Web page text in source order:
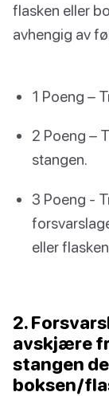
flasken eller
avhengig av
1 Poeng –
2 Poeng –
stangen.
3 Poeng -
eller
2.
avskjære
stangen
boksen/